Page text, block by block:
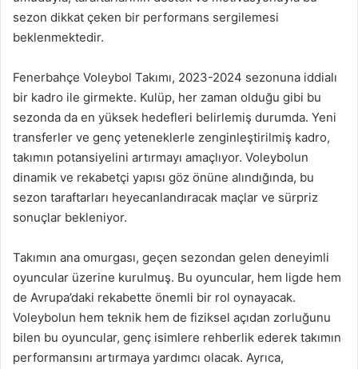
sezon dikkat çeken bir performans sergilemesi
beklenmektedir.
Fenerbahçe Voleybol Takımı, 2023-2024 sezonuna iddialı
bir kadro ile girmekte. Kulüp, her zaman olduğu gibi bu
sezonda da en yüksek hedefleri belirlemiş durumda. Yeni
transferler ve genç yeteneklerle zenginleştirilmiş kadro,
takımın potansiyelini artırmayı amaçlıyor. Voleybolun
dinamik ve rekabetçi yapısı göz önüne alındığında, bu
sezon taraftarları heyecanlandıracak maçlar ve sürpriz
sonuçlar bekleniyor.
Takımın ana omurgası, geçen sezondan gelen deneyimli
oyuncular üzerine kurulmuş. Bu oyuncular, hem ligde hem
de Avrupa’daki rekabette önemli bir rol oynayacak.
Voleybolun hem teknik hem de fiziksel açıdan zorluğunu
bilen bu oyuncular, genç isimlere rehberlik ederek takımın
performansını artırmaya yardımcı olacak. Ayrıca,